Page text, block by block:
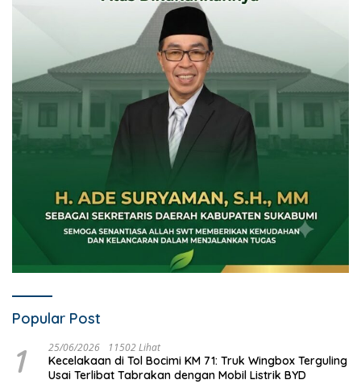
Popular Post
1 25/06/2026 11502 Lihat
Kecelakaan di Tol Bocimi KM 71: Truk Wingbox Terguling
Usai Terlibat Tabrakan dengan Mobil Listrik BYD